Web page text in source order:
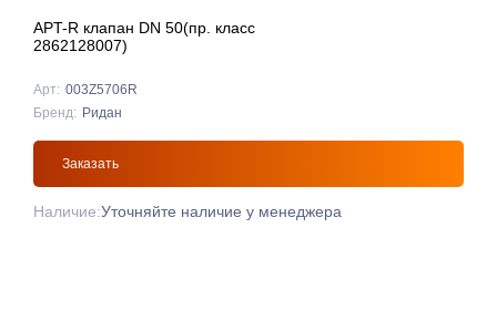
APT-R клапан DN 50(пр. класс
2862128007)
Арт: 003Z5706R
Бренд: Ридан
Заказать
Наличие:Уточняйте наличие у менеджера